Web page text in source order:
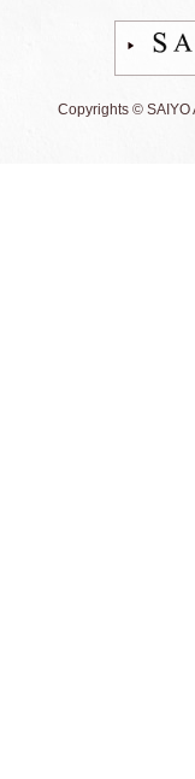
Copyrights © SAIYO